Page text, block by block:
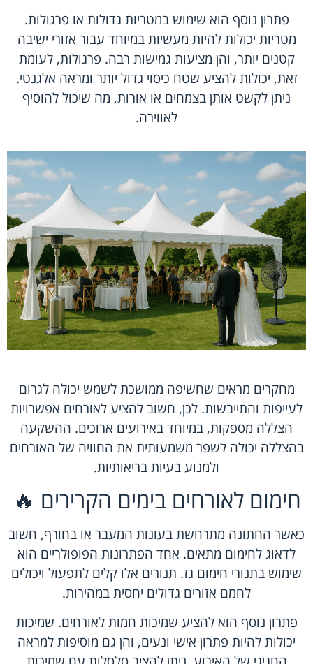
פתרון נוסף הוא שימוש במטריות גדולות או פרגולות.
מטריות יכולות להיות מעשיות במיוחד עבור אזורי ישיבה
קטנים יותר, והן מציעות גמישות רבה. פרגולות, לעומת
זאת, יכולות להציע שטח כיסוי גדול יותר ומראה אלגנטי.
ניתן לקשט אותן בצמחים או אורות, מה שיכול להוסיף
לאווירה.
מחקרים מראים שחשיפה ממושכת לשמש יכולה לגרום
לעייפות והתייבשות. לכן, חשוב להציע לאורחים אפשרויות
הצללה מספקות, במיוחד באירועים ארוכים. ההשקעה
בהצללה יכולה לשפר משמעותית את החוויה של האורחים
ולמנוע בעיות בריאותיות.
חימום לאורחים בימים הקרירים 🔥
כאשר החתונה מתרחשת בעונות המעבר או בחורף, חשוב
לדאוג לחימום מתאים. אחד הפתרונות הפופולריים הוא
שימוש בתנורי חימום גז. תנורים אלו קלים לתפעול ויכולים
לחמם אזורים גדולים יחסית במהירות.
פתרון נוסף הוא להציע שמיכות חמות לאורחים. שמיכות
יכולות להיות פתרון אישי ונעים, והן גם מוסיפות למראה